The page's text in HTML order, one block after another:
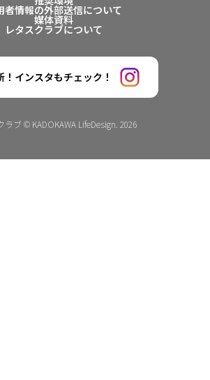
者情報の外部送信について
媒体資料
レタスクラブについて
！インスタもチェック！
ラブ © KADOKAWA LifeDesign. 2026